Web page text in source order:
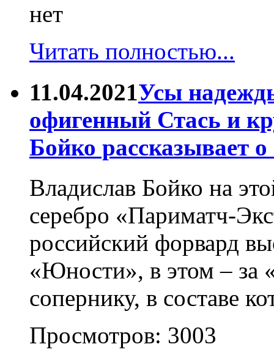
нет
Читать полностью...
11.04.2021Усы
офигенный Стась и
Бойко рассказывает о
Владислав Бойко на
серебро «Париматч-
российский форвард
«Юности», в этом – за
сопернику, в составе
Просмотров: 3003